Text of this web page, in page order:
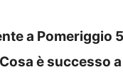
a Pomeriggio
è successo